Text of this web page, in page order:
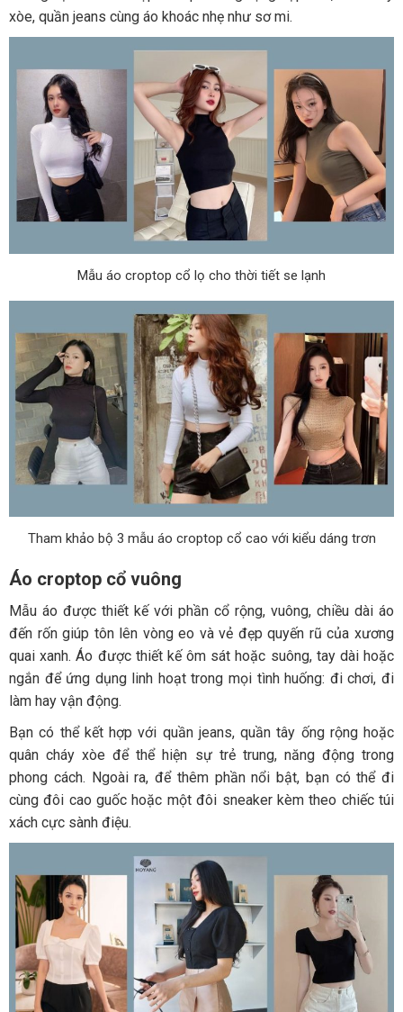
xòe, quần jeans cùng áo khoác nhẹ như sơ mi.
Mẫu áo croptop cổ lọ cho thời tiết se lạnh
Tham khảo bộ 3 mẫu áo croptop cổ cao với kiểu dáng trơn
Áo croptop cổ vuông
Mẫu áo được thiết kế với phần cổ rộng, vuông, chiều dài áo
đến rốn giúp tôn lên vòng eo và vẻ đẹp quyến rũ của xương
quai xanh. Áo được thiết kế ôm sát hoặc suông, tay dài hoặc
ngắn để ứng dụng linh hoạt trong mọi tình huống: đi chơi, đi
làm hay vận động.
Bạn có thể kết hợp với quần jeans, quần tây ống rộng hoặc
quân cháy xòe để thể hiện sự trẻ trung, năng động trong
phong cách. Ngoài ra, để thêm phần nổi bật, bạn có thể đi
cùng đôi cao guốc hoặc một đôi sneaker kèm theo chiếc túi
xách cực sành điệu.